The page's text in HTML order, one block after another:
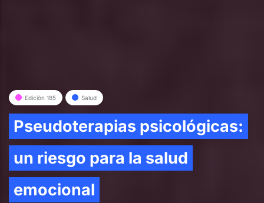
Edición 185 Salud
Pseudoterapias psicológicas:
un riesgo para la salud
emocional